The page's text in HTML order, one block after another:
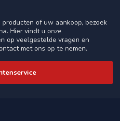
of uw aankoop, bezoek
Hier vindt u onze
op veelgestelde vragen en
met ons op te nemen.